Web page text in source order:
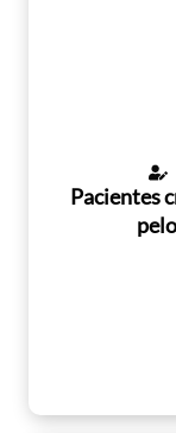
Pacientes